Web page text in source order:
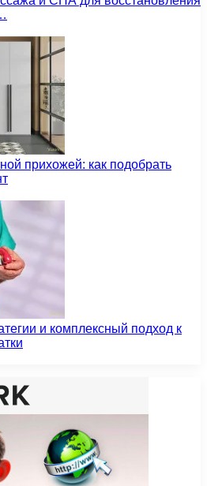
прихожей: как подобрать
и комплексный подход к